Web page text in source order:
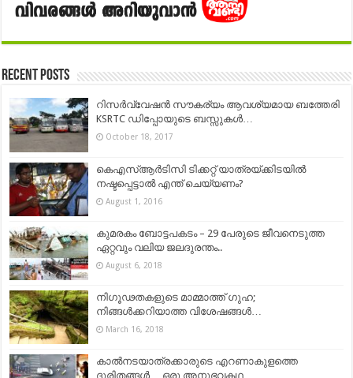
Recent Posts
റിസര്‍വ്വേഷന്‍ സൗകര്യം ആവശ്യമായ ബത്തേരി
KSRTC ഡിപ്പോയുടെ ബസ്സുകള്‍…
October 18, 2017
കെഎസ്ആര്‍ടിസി ടിക്കറ്റ് യാത്രയ്ക്കിടയിൽ
നഷ്ടപ്പെട്ടാൽ എന്ത് ചെയ്യണം?
August 1, 2016
കുമരകം ബോട്ടപകടം – 29 പേരുടെ ജീവനെടുത്ത
ഏറ്റവും വലിയ ജലദുരന്തം..
August 6, 2018
നിഗൂഢതകളുടെ മാമ്മാത്ത് ഗുഹ;
നിങ്ങള്‍ക്കറിയാത്ത വിശേഷങ്ങള്‍…
March 16, 2018
കാൽനടയാത്രക്കാരുടെ എറണാകുളത്തെ
ദുരിതങ്ങൾ… ഒരു അനുഭവകഥ…